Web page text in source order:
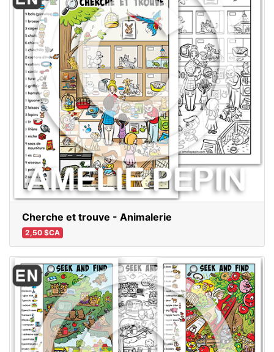
Cherche et trouve - Animalerie
2,50 $CA